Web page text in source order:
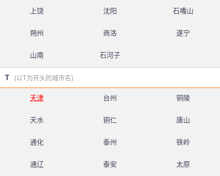
上饶 沈阳 石嘴山
朔州 商洛 遂宁
山南 石河子
T (以T为开头的城市名)
天津 台州 铜陵
天水 铜仁 唐山
通化 泰州 铁岭
通辽 泰安 太原